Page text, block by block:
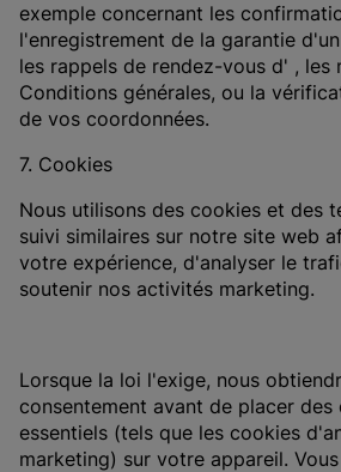
exemple concernant les
l'enregistrement de la garantie
les rappels de rendez-vous d' , les
Conditions générales, ou la
de vos coordonnées.
7. Cookies
Nous utilisons des cookies et des
suivi similaires sur notre site web
votre expérience, d'analyser le
soutenir nos activités marketing.
Lorsque la loi l'exige, nous
consentement avant de placer des
essentiels (tels que les cookies
marketing) sur votre appareil.